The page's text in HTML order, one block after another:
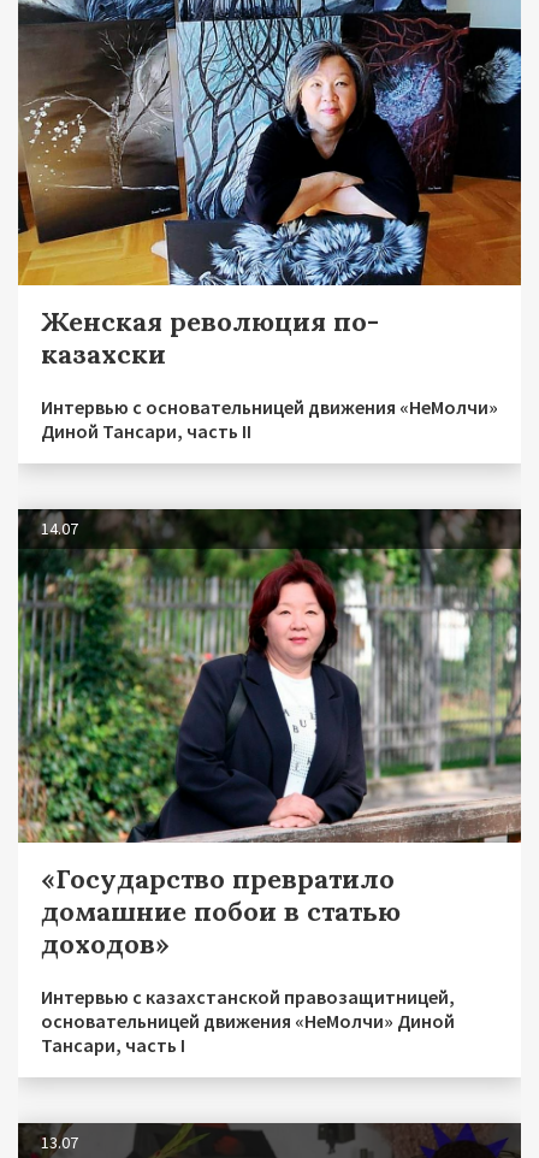
Женская революция по-
казахски
Интервью с основательницей движения «НеМолчи»
Диной Тансари, часть II
14.07
«Государство превратило
домашние побои в статью
доходов»
Интервью с казахстанской правозащитницей,
основательницей движения «НеМолчи» Диной
Тансари, часть I
13.07